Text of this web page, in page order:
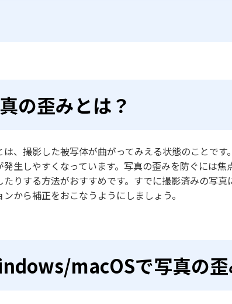
の歪みとは？
は、撮影した被写体が曲がってみえる状態のことで
発生しやすくなっています。写真の歪みを防ぐには
たりする方法がおすすめです。すでに撮影済みの写
から補正をおこなうようにしましょう。
macOSで写真の